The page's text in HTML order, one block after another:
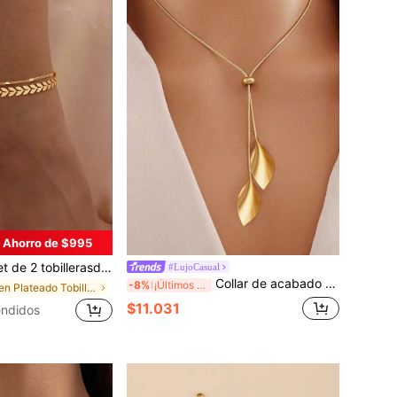
Ahorro de $995
de color dorado simple y elegante para mujer, joyería para el pie de playa, pulseras de tobillo de acero inoxidable chapadas en oro de 18K, accesorios para regalo
en Plateado Tobilleras de mujer
#LujoCasual
-8% ¡Últimos 3 días Collar de acabado metálico dorado con diseño de hoja de lujo, elegante y refinado de acero inoxidable | Estilo de cadena de clavícula retro elegante adecuado para uso diario de mujeres, citas, fiestas, cenas y accesorios versátiles de primavera-verano
$11.031